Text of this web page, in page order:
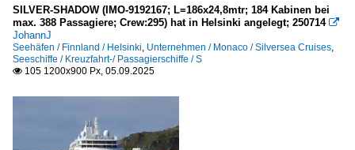
Finnland
Helsinki
Cork
SILVER-SHADOW (IMO-9192167; L=186x24,8mtr; 184 Kabinen bei
max. 388 Passagiere; Crew:295) hat in Helsinki angelegt; 250714 
JohannJ
Seehäfen / Finnland / Helsinki, Unternehmen / Monaco / Silversea Cruises,
Seeschiffe / Kreuzfahrt-/ Passagierschiffe / S
 105 1200x900 Px, 05.09.2025